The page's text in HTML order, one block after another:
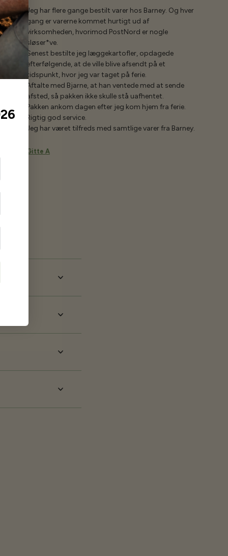
Jeg har flere gange bestilt varer hos Barney. Og hver
gang er varerne kommet hurtigt ud af
virksomheden, hvorimod PostNord er nogle
sløser*ve.
Senest bestilte jeg læggekartofler, opdagede
efterfølgende, at de ville blive afsendt på et
tidspunkt, hvor jeg var taget på ferie.
Aftalte med Bjarne, at han ventede med at sende
afsted, så pakken ikke skulle stå uafhentet.
Pakken ankom dagen efter jeg kom hjem fra ferie.
Rigtig god service.
Jeg har været tilfreds med samtlige varer fra Barney.
Gitte A